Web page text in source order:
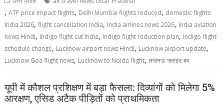
,ATF price impact flights, Delhi Mumbai flights reduced, domestic flights
India 2026,flight cancellation India, India airlines news 2026, India aviation
news Hindi, Indigo flight cut India, Indigo flight reduction plan, Indigo flight
schedule change, Lucknow airport news Hindi, Lucknow airport update,
Lucknow Goa flight news, Lucknow to Noida flight,लखनऊ फ्लाइट बंद
यूपी में कौशल प्रशिक्षण में बड़ा फैसला: दिव्यांगों को मिलेगा 5%
आरक्षण, एसिड अटैक पीड़ितों को प्राथमिकता